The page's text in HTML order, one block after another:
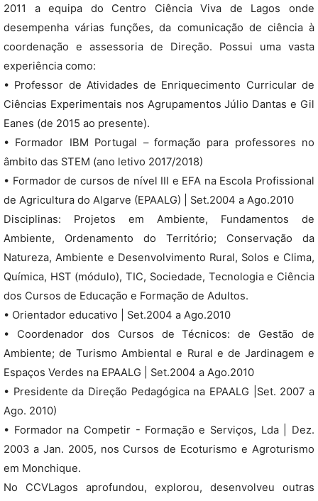
2011 a equipa do Centro Ciência Viva de Lagos onde
desempenha várias funções, da comunicação de ciência à
coordenação e assessoria de Direção. Possui uma vasta
experiência como:
• Professor de Atividades de Enriquecimento Curricular de
Ciências Experimentais nos Agrupamentos Júlio Dantas e Gil
Eanes (de 2015 ao presente).
• Formador IBM Portugal – formação para professores no
âmbito das STEM (ano letivo 2017/2018)
• Formador de cursos de nível III e EFA na Escola Profissional
de Agricultura do Algarve (EPAALG) | Set.2004 a Ago.2010
Disciplinas: Projetos em Ambiente, Fundamentos de
Ambiente, Ordenamento do Território; Conservação da
Natureza, Ambiente e Desenvolvimento Rural, Solos e Clima,
Química, HST (módulo), TIC, Sociedade, Tecnologia e Ciência
dos Cursos de Educação e Formação de Adultos.
• Orientador educativo | Set.2004 a Ago.2010
• Coordenador dos Cursos de Técnicos: de Gestão de
Ambiente; de Turismo Ambiental e Rural e de Jardinagem e
Espaços Verdes na EPAALG | Set.2004 a Ago.2010
• Presidente da Direção Pedagógica na EPAALG |Set. 2007 a
Ago. 2010)
• Formador na Competir - Formação e Serviços, Lda | Dez.
2003 a Jan. 2005, nos Cursos de Ecoturismo e Agroturismo
em Monchique.
No CCVLagos aprofundou, explorou, desenvolveu outras